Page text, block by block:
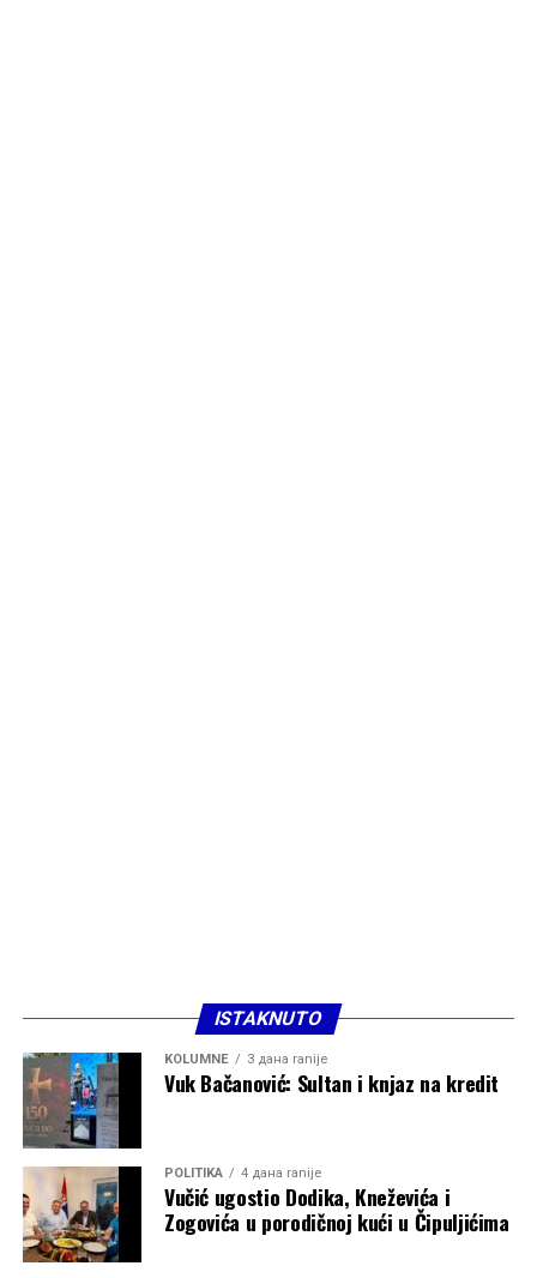
ISTAKNUTO
KOLUMNE 3 дана ranije
Vuk Bačanović: Sultan i knjaz na kredit
POLITIKA 4 дана ranije
Vučić ugostio Dodika, Kneževića i
Zogovića u porodičnoj kući u Čipuljićima